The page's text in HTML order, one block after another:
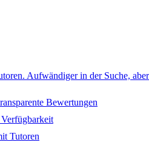
Aufwändiger in der Suche,
Bewertungen
Tutoren